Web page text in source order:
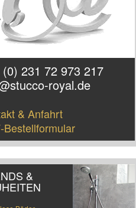
231 72 973 217
royal.de
& Anfahrt
Bestellformular
&